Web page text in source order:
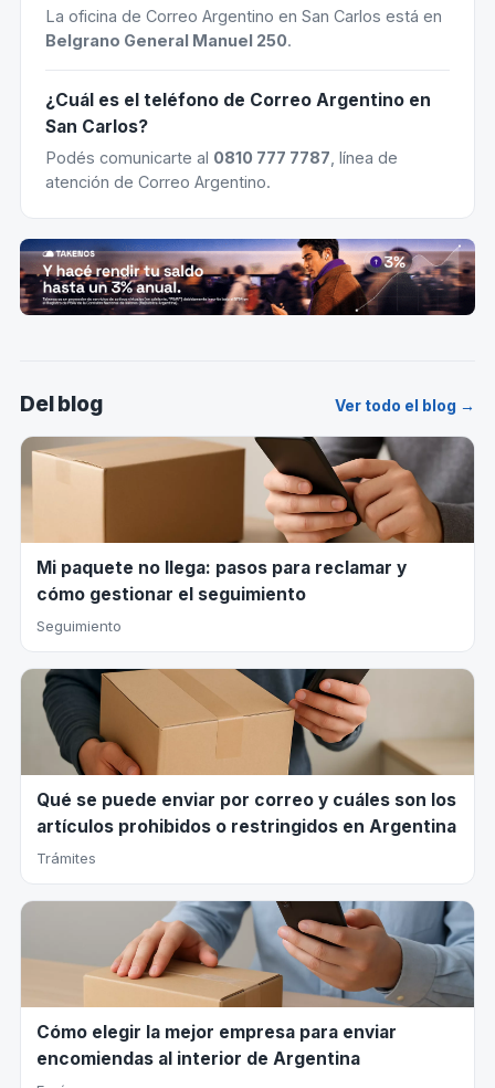
La oficina de Correo Argentino en San Carlos está en
Belgrano General Manuel 250.
¿Cuál es el teléfono de Correo Argentino en
San Carlos?
Podés comunicarte al 0810 777 7787 , línea de
atención de Correo Argentino.
Del blog Ver todo el blog →
Mi paquete no llega: pasos para reclamar y
cómo gestionar el seguimiento
Seguimiento
Qué se puede enviar por correo y cuáles son los
artículos prohibidos o restringidos en Argentina
Trámites
Cómo elegir la mejor empresa para enviar
encomiendas al interior de Argentina